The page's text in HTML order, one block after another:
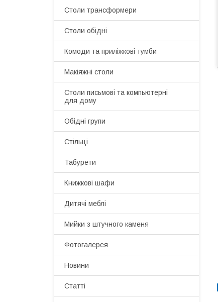
Столи трансформери
Столи обідні
Комоди та приліжкові тумби
Макіяжні столи
Cтоли письмові та компьютерні
для дому
Обідні групи
Стільці
Табурети
Книжкові шафи
Дитячі меблі
Мийки з штучного каменя
Фотогалерея
Новини
Статті